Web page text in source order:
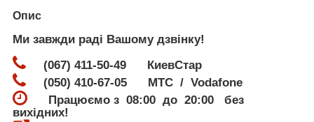
Опис
Ми завжди раді Вашому дзвінку!
(067) 411-50-49 КиевСтар
(050) 410-67-05 МТС / Vodafone
Працюємо з 08:00 до 20:00 без
вихідних!